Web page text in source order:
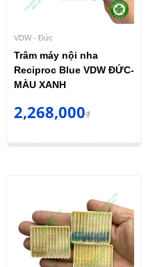
VDW - Đức
Trâm máy nội nha
Reciproc Blue VDW ĐỨC-
MÀU XANH
2,268,000₫